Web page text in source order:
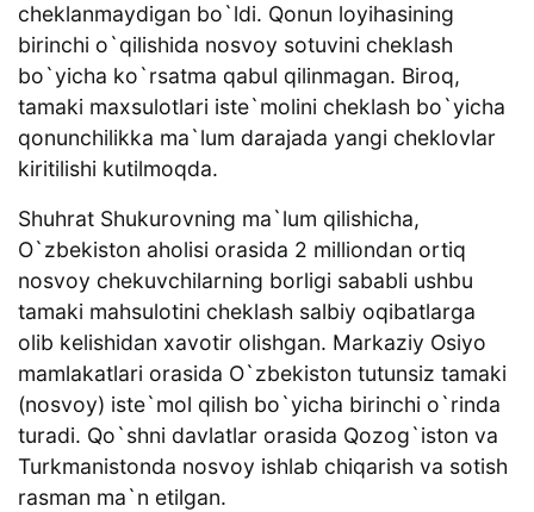
cheklanmaydigan bo`ldi. Qonun loyihasining
birinchi o`qilishida nosvoy sotuvini cheklash
bo`yicha ko`rsatma qabul qilinmagan. Biroq,
tamaki maxsulotlari iste`molini cheklash bo`yicha
qonunchilikka ma`lum darajada yangi cheklovlar
kiritilishi kutilmoqda.
Shuhrat Shukurovning ma`lum qilishicha,
O`zbekiston aholisi orasida 2 milliondan ortiq
nosvoy chekuvchilarning borligi sababli ushbu
tamaki mahsulotini cheklash salbiy oqibatlarga
olib kelishidan xavotir olishgan. Markaziy Osiyo
mamlakatlari orasida O`zbekiston tutunsiz tamaki
(nosvoy) iste`mol qilish bo`yicha birinchi o`rinda
turadi. Qo`shni davlatlar orasida Qozog`iston va
Turkmanistonda nosvoy ishlab chiqarish va sotish
rasman ma`n etilgan.